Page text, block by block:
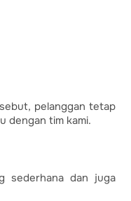
pelanggan tetap
dengan tim kami.
sederhana dan juga